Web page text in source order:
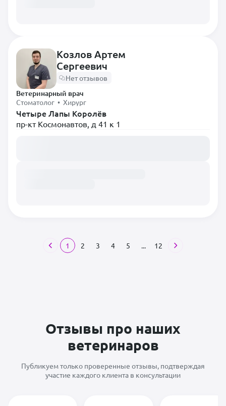
Козлов Артем
Сергеевич
Нет отзывов
Ветеринарный врач
Стоматолог • Хирург
Четыре Лапы Королёв
пр-кт Космонавтов, д 41 к 1
1 2 3 4 5 ... 12
Отзывы про наших
ветеринаров
Публикуем только проверенные отзывы, подтверждая
участие каждого клиента в консультации